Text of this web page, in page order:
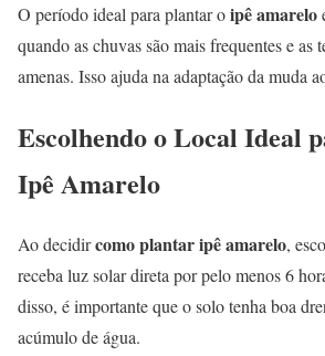
O período ideal para plantar oipê amarelo
quando as chuvas são mais frequentes e as
amenas. Isso ajuda na adaptação da muda
Escolhendo o Local Ideal
Ipê Amarelo
Ao decidircomo plantar ipê amarelo,
receba luz solar direta por pelo menos 6
disso, é importante que o solo tenha boa
acúmulo de água.